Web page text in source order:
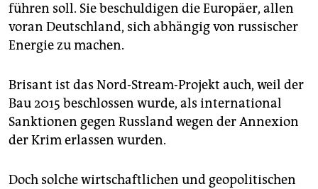
führen soll. Sie beschuldigen die Europäer, allen
voran Deutschland, sich abhängig von russischer
Energie zu machen.
Brisant ist das Nord-Stream-Projekt auch, weil der
Bau 2015 beschlossen wurde, als international
Sanktionen gegen Russland wegen der Annexion
der Krim erlassen wurden.
Doch solche wirtschaftlichen und geopolitischen